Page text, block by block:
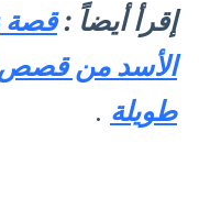
إقرأ أيضاً :قصة
الأسد من قصص
طويلة .